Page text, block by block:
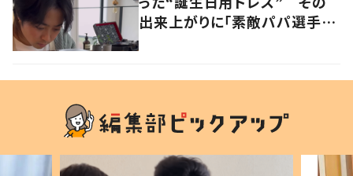
出来上がりに「素敵パパ選手権